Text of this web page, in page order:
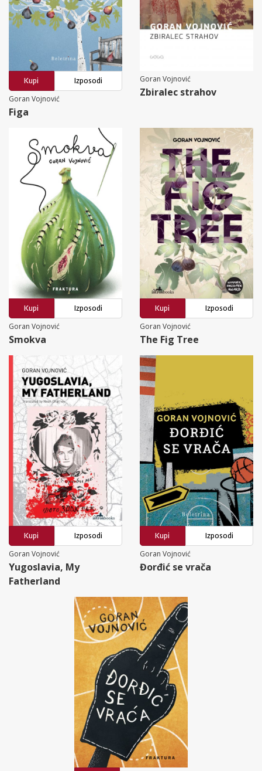
Kupi
Izposodi
Goran Vojnović
Figa
Goran Vojnović
Zbiralec strahov
Kupi
Izposodi
Goran Vojnović
Smokva
Kupi
Izposodi
Goran Vojnović
The Fig Tree
Kupi
Izposodi
Goran Vojnović
Yugoslavia, My
Fatherland
Kupi
Izposodi
Goran Vojnović
Đorđić se vrača